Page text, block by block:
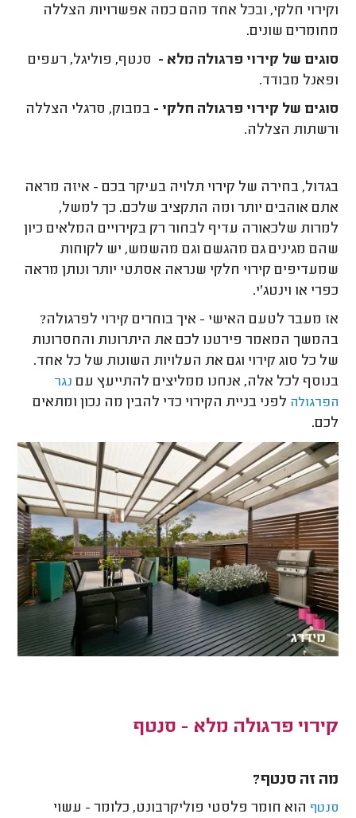
וקירוי חלקי, ובכל אחד מהם כמה אפשרויות הצללה
מחומרים שונים.
סוגים של קירוי פרגולה מלא - סנטף, פוליגל, רעפים
ופאנל מבודד.
סוגים של קירוי פרגולה חלקי - במבוק, סרגלי הצללה
ורשתות הצללה.
בגדול, בחירה של קירוי תלויה בעיקר בכם - איזה מראה
אתם אוהבים יותר ומה התקציב שלכם. כך למשל,
למרות שלכאורה עדיף לבחור רק בקירויים המלאים כיון
שהם מגינים גם מהגשם וגם מהשמש, יש לקוחות
שמעדיפים קירוי חלקי שנראה אסתטי יותר ונותן מראה
כפרי או וינטג'י.
אז מעבר לטעם האישי - איך בוחרים קירוי לפרגולה?
בהמשך המאמר פירטנו לכם את היתרונות והחסרונות
של כל סוג קירוי וגם את העלויות השונות של כל אחד.
בנוסף לכל אלה, אנחנו ממליצים להתייעץ עם נגר
הפרגולה לפני בניית הקירוי כדי להבין מה נכון ומתאים
לכם.
קירוי פרגולה מלא - סנטף
מה זה סנטף?
סנטף הוא חומר פלסטי פוליקרבונט, כלומר - עשוי